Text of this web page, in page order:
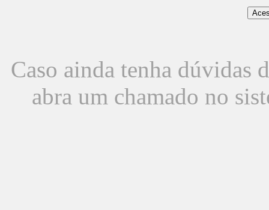
Caso ainda tenha dúvidas
abra um chamado no